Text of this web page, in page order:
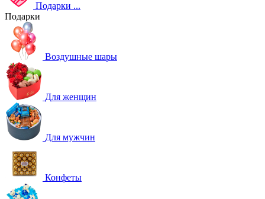
Подарки ...
Подарки
Воздушные шары
Для женщин
Для мужчин
Конфеты